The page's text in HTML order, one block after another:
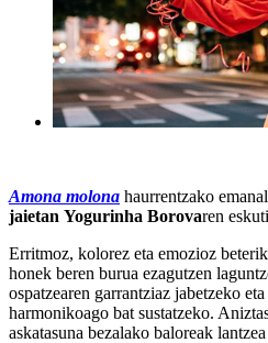
Amona molona haurrentzako
jaietan Yogurinha Borovaren
Erritmoz, kolorez eta emozioz
honek beren burua ezagutzen
ospatzearen garrantziaz jabetzeko
harmonikoago bat sustatzeko.
askatasuna bezalako baloreak